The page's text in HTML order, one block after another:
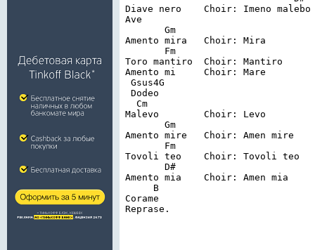
Diave nero    Choir: Imeno
Ave
        Gm
Amento mira   Choir: Mira
        Fm
Toro mantiro  Choir: Mantiro
Amento mi     Choir: Mare
  Gsus4G
  Dodeo
   Cm
Malevo        Choir: Levo
        Gm
Amento mire   Choir: Amen mire
        Fm
Tovoli teo    Choir: Tovoli teo
        D#
Amento mia    Choir: Amen mia
      B
Corame
Reprase.